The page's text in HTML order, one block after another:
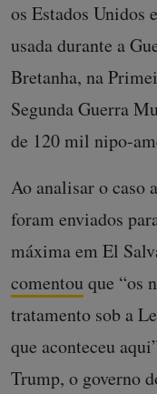
os Estados Unidos
usada durante a
Bretanha, na
Segunda Guerra
de 120 mil nipo-
Ao analisar o caso
foram enviados
máxima em El
comentou que “os
tratamento sob a
que aconteceu
Trump, o governo